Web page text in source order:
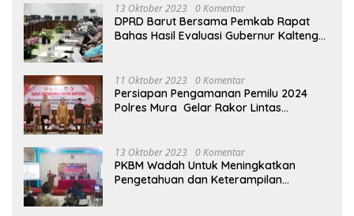
13 Oktober 2023 0 Komentar
DPRD Barut Bersama Pemkab Rapat
Bahas Hasil Evaluasi Gubernur Kalteng
11 Oktober 2023 0 Komentar
Persiapan Pengamanan Pemilu 2024
Polres Mura Gelar Rakor Lintas
13 Oktober 2023 0 Komentar
PKBM Wadah Untuk Meningkatkan
Pengetahuan dan Keterampilan